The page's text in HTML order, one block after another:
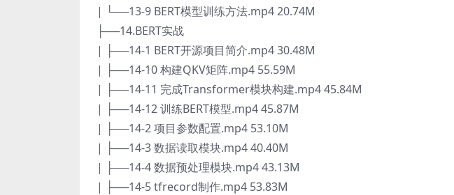
| └──13-9 BERT模型训练方法.mp4 20.74M
├──14.BERT实战
| ├──14-1 BERT开源项目简介.mp4 30.48M
| ├──14-10 构建QKV矩阵.mp4 55.59M
| ├──14-11 完成Transformer模块构建.mp4 45.84M
| ├──14-12 训练BERT模型.mp4 45.87M
| ├──14-2 项目参数配置.mp4 53.10M
| ├──14-3 数据读取模块.mp4 40.40M
| ├──14-4 数据预处理模块.mp4 43.13M
| ├──14-5 tfrecord制作.mp4 53.83M